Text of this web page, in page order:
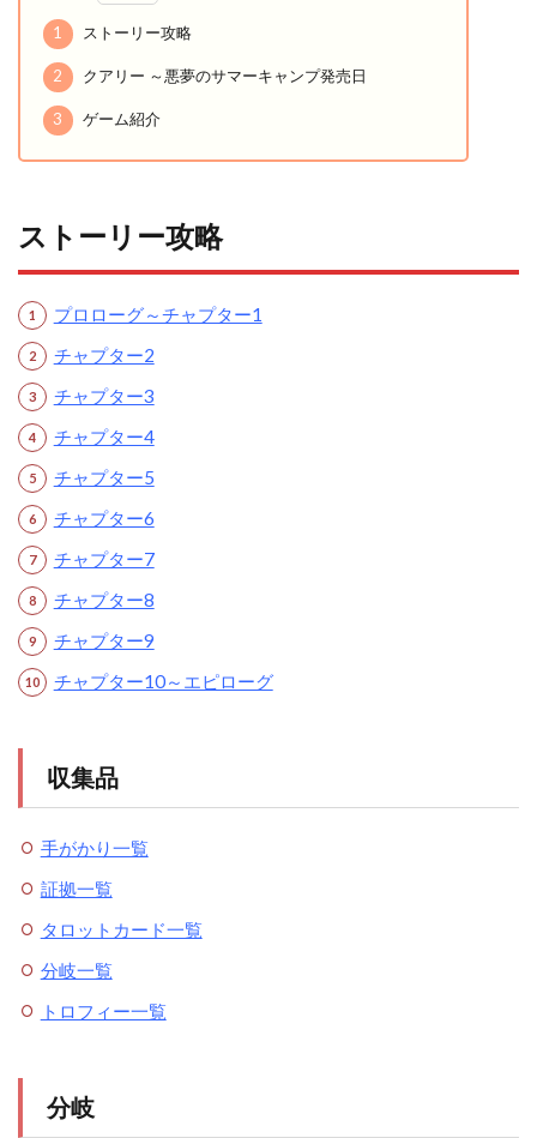
1 ストーリー攻略
2 クアリー ～悪夢のサマーキャンプ発売日
3 ゲーム紹介
ストーリー攻略
プロローグ～チャプター1
チャプター2
チャプター3
チャプター4
チャプター5
チャプター6
チャプター7
チャプター8
チャプター9
チャプター10～エピローグ
収集品
手がかり一覧
証拠一覧
タロットカード一覧
分岐一覧
トロフィー一覧
分岐